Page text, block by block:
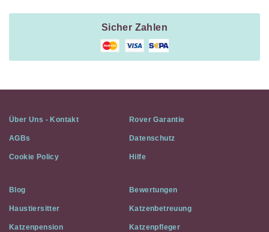
Sicher Zahlen
Über Uns - Kontakt Rover Garantie
AGBs Datenschutz
Cookie Policy Hilfe
Blog Bewertungen
Haustiersitter Katzenbetreuung
Katzenpension Katzenpfleger